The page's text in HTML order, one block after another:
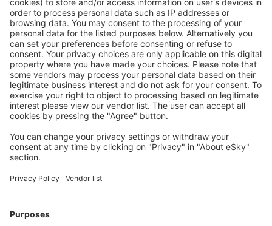
Ergebnisse aufzeigen
Bitte starten Sie Ihre Suche erneut mit anderen Suchkriterien.
Copyright © eSky.at. Alle Rechte vorbehalten.